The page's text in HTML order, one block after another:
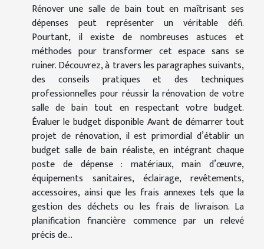
Rénover une salle de bain tout en maîtrisant ses
dépenses peut représenter un véritable défi.
Pourtant, il existe de nombreuses astuces et
méthodes pour transformer cet espace sans se
ruiner. Découvrez, à travers les paragraphes suivants,
des conseils pratiques et des techniques
professionnelles pour réussir la rénovation de votre
salle de bain tout en respectant votre budget.
Évaluer le budget disponible Avant de démarrer tout
projet de rénovation, il est primordial d’établir un
budget salle de bain réaliste, en intégrant chaque
poste de dépense : matériaux, main d’œuvre,
équipements sanitaires, éclairage, revêtements,
accessoires, ainsi que les frais annexes tels que la
gestion des déchets ou les frais de livraison. La
planification financière commence par un relevé
précis de...